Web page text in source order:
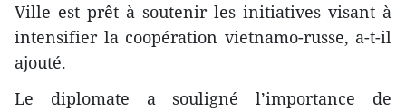
Ville est prêt à soutenir les initiatives visant à
intensifier la coopération vietnamo-russe, a-t-il
ajouté.
Le diplomate a souligné l’importance de